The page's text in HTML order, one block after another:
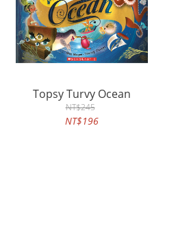
Topsy Turvy Ocean
NT$245
NT$196